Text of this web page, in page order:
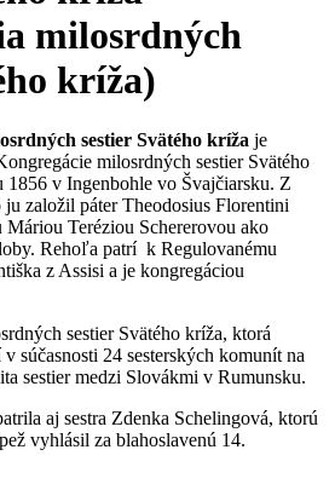
milosrdných
kríža)
sestier Svätého kríža je
milosrdných sestier Svätého
v Ingenbohle vo Švajčiarsku. Z
založil páter Theodosius Florentini
Máriou Teréziou Schererovou ako
Rehoľa patrí k Regulovanému
z Assisi a je kongregáciou
sestier Svätého kríža, ktorá
súčasnosti 24 sesterských komunít na
sestier medzi Slovákmi v Rumunsku.
aj sestra Zdenka Schelingová, ktorú
vyhlásil za blahoslavenú 14.